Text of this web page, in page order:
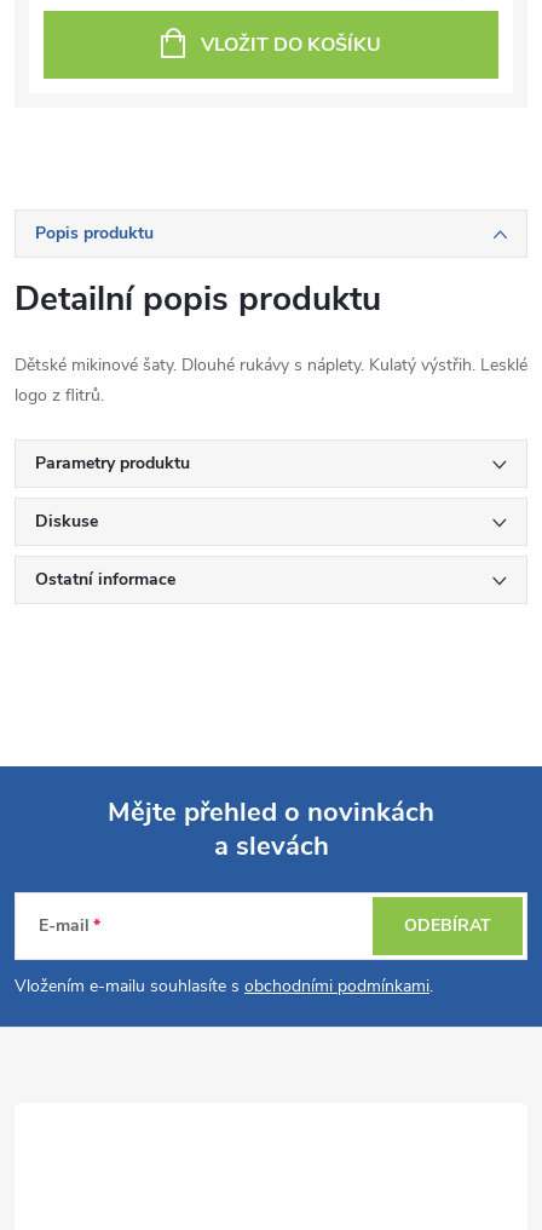
VLOŽIT DO KOŠÍKU
Popis produktu
Detailní popis produktu
Dětské mikinové šaty. Dlouhé rukávy s náplety. Kulatý výstřih. Lesklé
logo z flitrů.
Parametry produktu
Diskuse
Ostatní informace
p
a
Mějte přehled o novinkách
a slevách
E-mail
Vložením e-mailu souhlasíte s obchodními podmínkami.
ODEBÍRAT